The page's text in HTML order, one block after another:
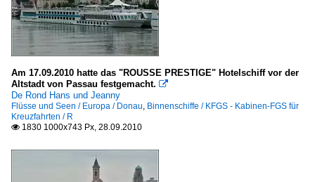
Am 17.09.2010 hatte das "ROUSSE PRESTIGE" Hotelschiff vor der
Altstadt von Passau festgemacht. 
De Rond Hans und Jeanny
Flüsse und Seen / Europa / Donau, Binnenschiffe / KFGS - Kabinen-FGS für
Kreuzfahrten / R
 1830 1000x743 Px, 28.09.2010